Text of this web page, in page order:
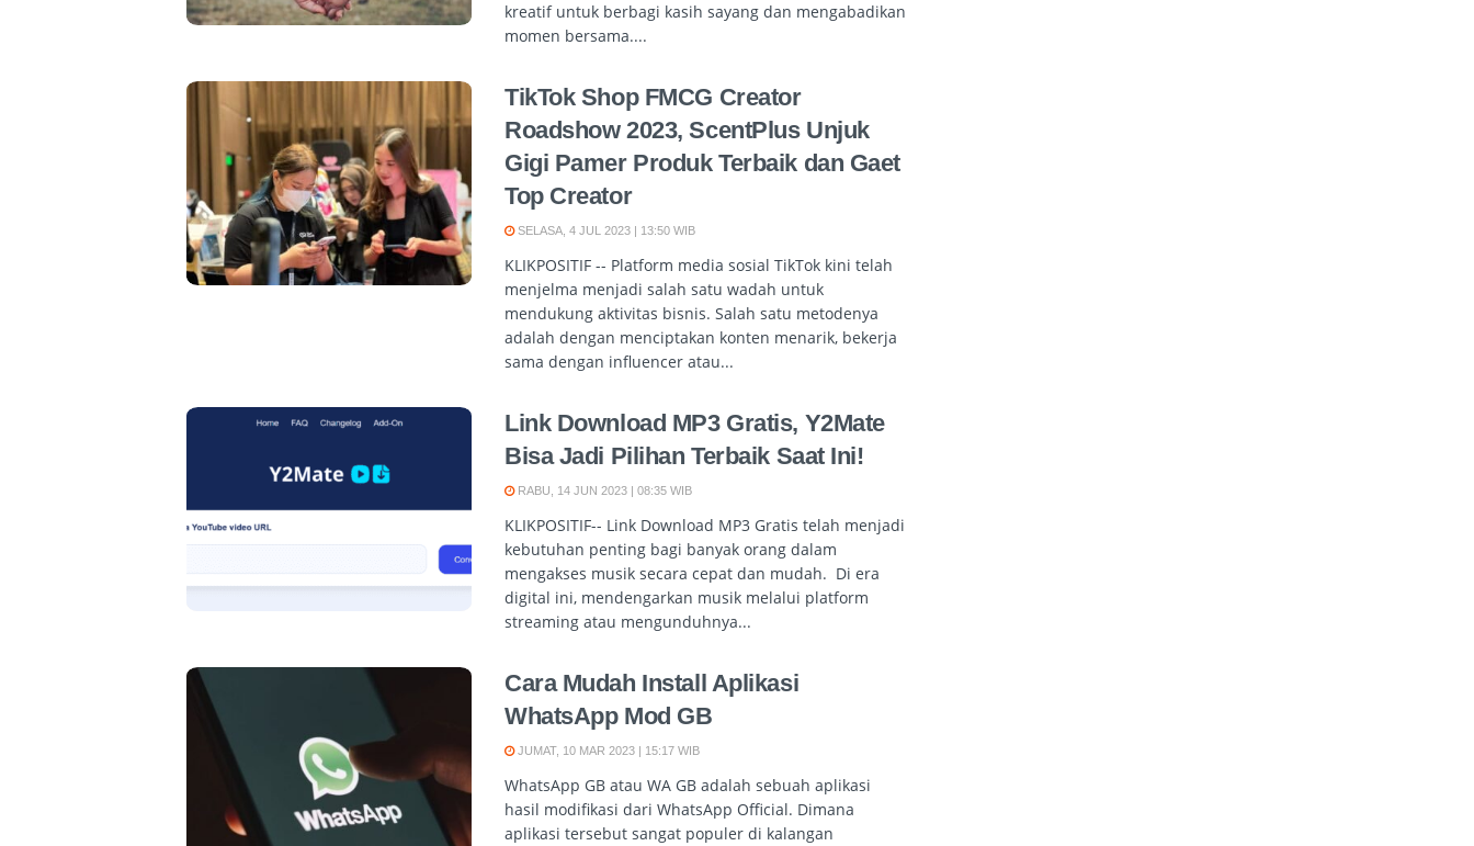
kreatif untuk berbagi kasih sayang dan mengabadikan
momen bersama....
TikTok Shop FMCG Creator
Roadshow 2023, ScentPlus Unjuk
Gigi Pamer Produk Terbaik dan Gaet
Top Creator
SELASA, 4 JUL 2023 | 13:50 WIB
KLIKPOSITIF -- Platform media sosial TikTok kini telah
menjelma menjadi salah satu wadah untuk
mendukung aktivitas bisnis. Salah satu metodenya
adalah dengan menciptakan konten menarik, bekerja
sama dengan influencer atau...
Link Download MP3 Gratis, Y2Mate
Bisa Jadi Pilihan Terbaik Saat Ini!
RABU, 14 JUN 2023 | 08:35 WIB
KLIKPOSITIF-- Link Download MP3 Gratis telah menjadi
kebutuhan penting bagi banyak orang dalam
mengakses musik secara cepat dan mudah. Di era
digital ini, mendengarkan musik melalui platform
streaming atau mengunduhnya...
Cara Mudah Install Aplikasi
WhatsApp Mod GB
JUMAT, 10 MAR 2023 | 15:17 WIB
WhatsApp GB atau WA GB adalah sebuah aplikasi
hasil modifikasi dari WhatsApp Official. Dimana
aplikasi tersebut sangat populer di kalangan